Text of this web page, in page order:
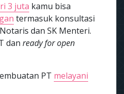
3 juta kamu bisa
termasuk konsultasi
dan SK Menteri.
dan ready for open
PT melayani